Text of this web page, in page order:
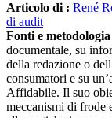
Articolo di : René
di audit
Fonti e
documentale, su
della redazione o
consumatori e su
Affidabile. Il suo
meccanismi di frode